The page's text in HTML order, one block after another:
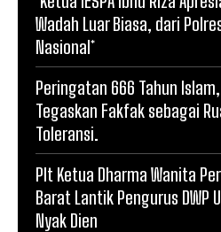
Wadah Luar Biasa, dari
Nasional*
Peringatan 666 Tahun
Tegaskan Fakfak sebagai
Toleransi.
Plt Ketua Dharma Wanita
Barat Lantik Pengurus DWP
Nyak Dien